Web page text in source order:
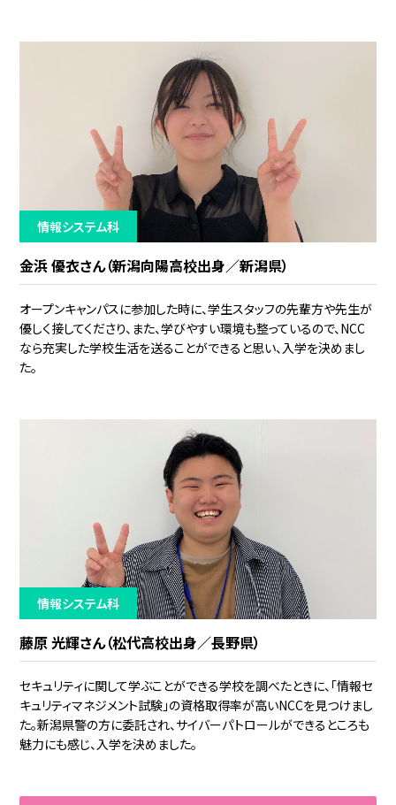
情報システム科
金浜 優衣さん（新潟向陽高校出身／新潟県）
オープンキャンパスに参加した時に、学生スタッフの先輩方や先生が
優しく接してくださり、また、学びやすい環境も整っているので、NCC
なら充実した学校生活を送ることができると思い、入学を決めまし
た。
情報システム科
藤原 光輝さん（松代高校出身／長野県）
セキュリティに関して学ぶことができる学校を調べたときに、「情報セ
キュリティマネジメント試験」の資格取得率が高いNCCを見つけまし
た。新潟県警の方に委託され、サイバーパトロールができるところも
魅力にも感じ、入学を決めました。